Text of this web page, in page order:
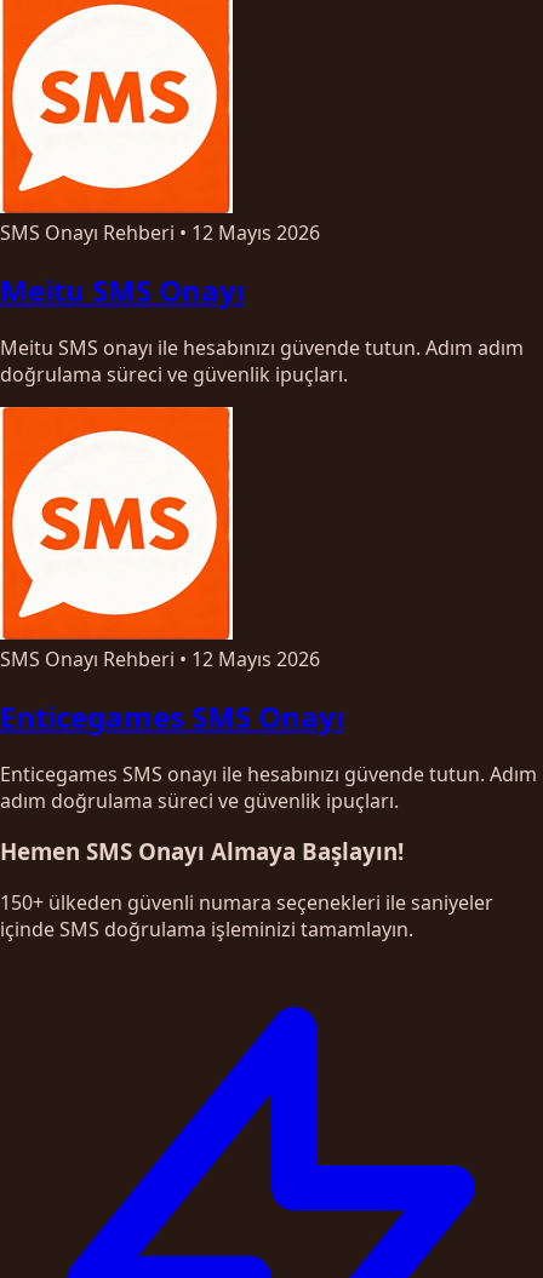
SMS Onayı Rehberi • 12 Mayıs 2026
Meitu SMS Onayı
Meitu SMS onayı ile hesabınızı güvende tutun. Adım adım
doğrulama süreci ve güvenlik ipuçları.
SMS Onayı Rehberi • 12 Mayıs 2026
Enticegames SMS Onayı
Enticegames SMS onayı ile hesabınızı güvende tutun. Adım
adım doğrulama süreci ve güvenlik ipuçları.
Hemen SMS Onayı Almaya Başlayın!
150+ ülkeden güvenli numara seçenekleri ile saniyeler
içinde SMS doğrulama işleminizi tamamlayın.